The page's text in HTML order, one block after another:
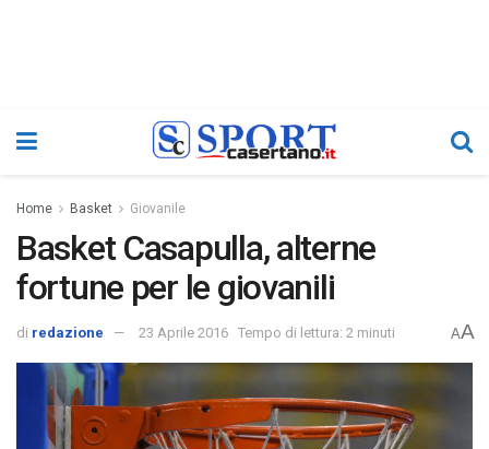
Home Basket Giovanile
Basket Casapulla, alterne
fortune per le giovanili
di redazione 23 Aprile 2016 Tempo di lettura: 2 minuti AA